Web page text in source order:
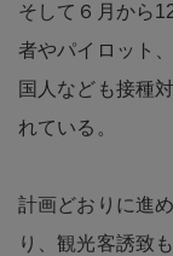
そして６月から
者やパイロット
国人なども接種
れている。
計画どおりに進
り、観光客誘致